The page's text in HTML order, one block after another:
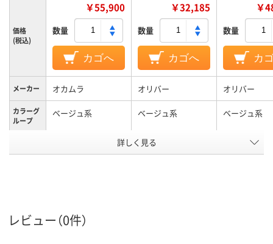
価格
(税込)
￥55,900
数量
カゴへ
￥32,185
数量
カゴへ
￥
数量
カ
メーカー オカムラ オリバー オリバー
カラーグ
ループ
ベージュ系 ベージュ系 ベージュ系
11.8kg
詳しく見る
レビュー（0件）